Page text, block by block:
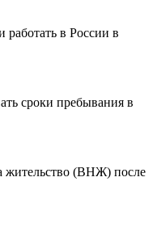
в России в
сроки пребывания в
жительство (ВНЖ) после